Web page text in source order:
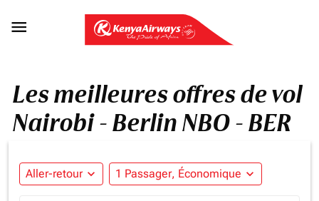

Les meilleures offres de vol
Nairobi - Berlin NBO - BER
Aller-retour expand_more 1 Passager, Économique expand_more